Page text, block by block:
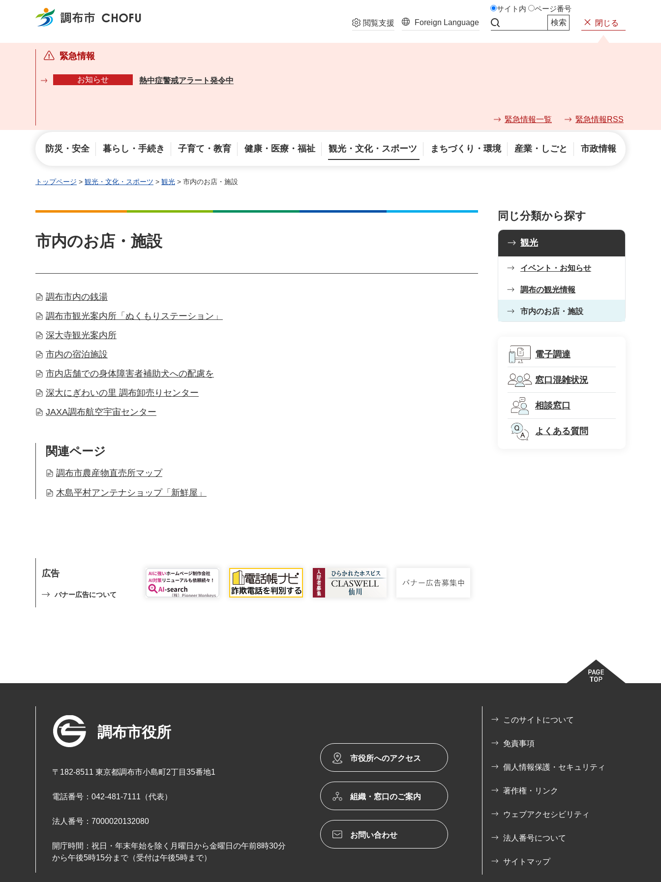
調布市 閲覧支援 Foreign Language
サイト内 ページ番号
閉じる
緊急情報
お知らせ 熱中症警戒アラート発令中
緊急情報一覧 緊急情報RSS
防災・安全 暮らし・手続き 子育て・教育 健康・医療・福祉 観光・文化・スポーツ まちづくり・環境 産業・しごと 市政情報
トップページ > 観光・文化・スポーツ > 観光 > 市内のお店・施設
市内のお店・施設
調布市内の銭湯
調布市観光案内所「ぬくもりステーション」
深大寺観光案内所
市内の宿泊施設
市内店舗での身体障害者補助犬への配慮を
深大にぎわいの里 調布卸売りセンター
JAXA調布航空宇宙センター
関連ページ
調布市農産物直売所マップ
木島平村アンテナショップ「新鮮屋」
広告
バナー広告について
同じ分類から探す
観光
イベント・お知らせ
調布の観光情報
市内のお店・施設
電子調達
窓口混雑状況
相談窓口
よくある質問
調布市役所
〒182-8511 東京都調布市小島町2丁目35番地1
電話番号：042-481-7111（代表）
法人番号：7000020132080
開庁時間：祝日・年末年始を除く月曜日から金曜日の午前8時30分
から午後5時15分まで（受付は午後5時まで）
市役所へのアクセス
組織・窓口のご案内
お問い合わせ
このサイトについて
免責事項
個人情報保護・セキュリティ
著作権・リンク
ウェブアクセシビリティ
法人番号について
サイトマップ